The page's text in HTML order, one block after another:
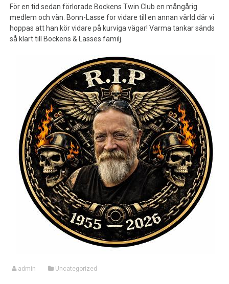
För en tid sedan förlorade Bockens Twin Club en mångårig
medlem och vän. Bonn-Lasse for vidare till en annan värld där vi
hoppas att han kör vidare på kurviga vägar! Varma tankar sänds
så klart till Bockens & Lasses familj.
admin Uncategorized